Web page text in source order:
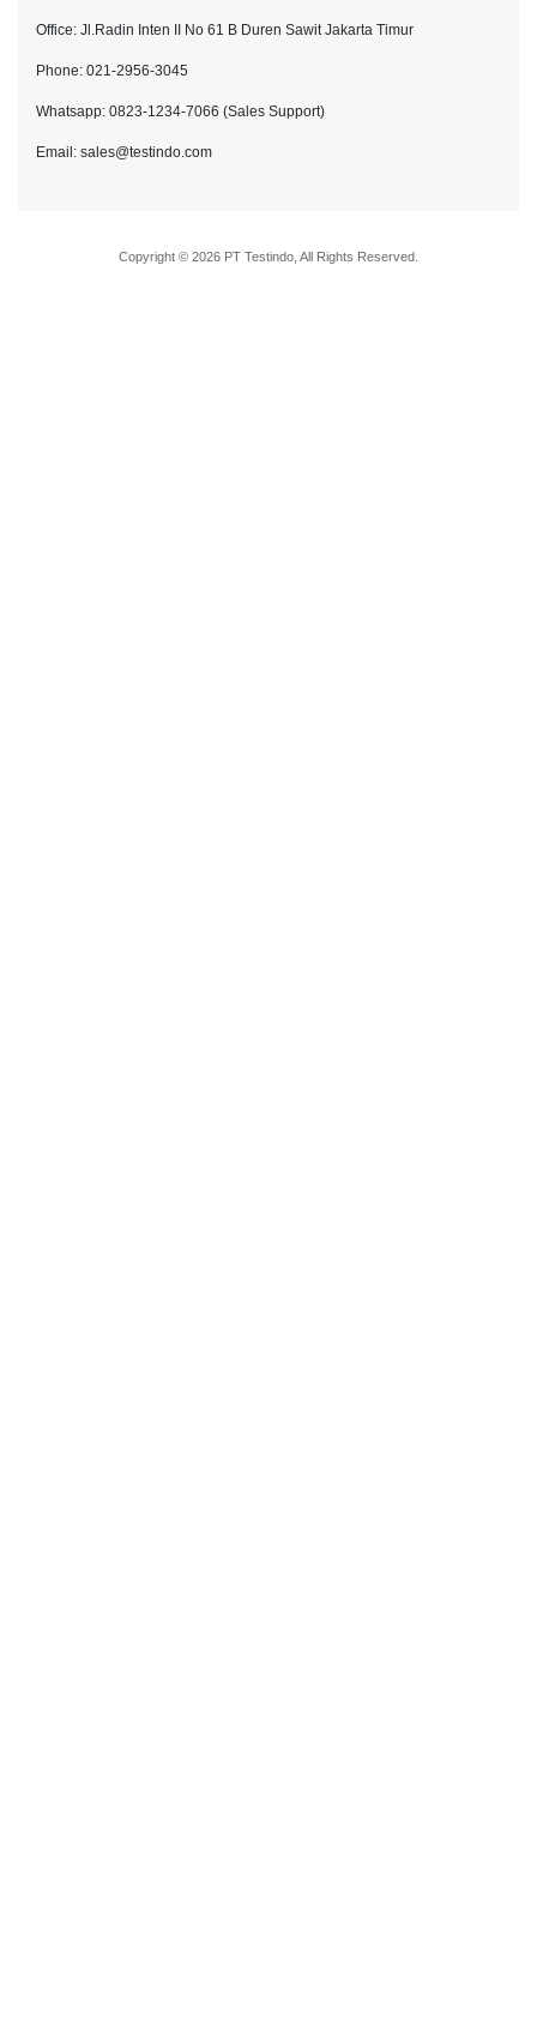
Office: Jl.Radin Inten II No 61 B Duren Sawit Jakarta Timur
Phone: 021-2956-3045
Whatsapp: 0823-1234-7066 (Sales Support)
Email: sales@testindo.com
Copyright © 2026 PT Testindo, All Rights Reserved.